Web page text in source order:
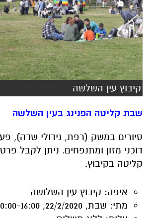
קיבוץ עין השלשה
שבת קליטה הפנינג בעין השלשה
סיורים במשק (רפת, גידולי שדה),
קליטה בקיבוץ.
איפה: קיבוץ עין השלושה
מתי:
שבת, 22/2/2020, 10:00-16:00
עלות: ללא תשלום
יום של כיף בקיבוץ